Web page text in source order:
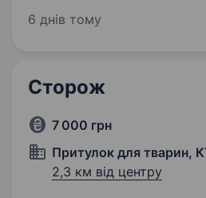
систем безпеки. Наша
6 днів тому
Сторож
7 000 грн
Притулок для тварин,
2,3 км від центру